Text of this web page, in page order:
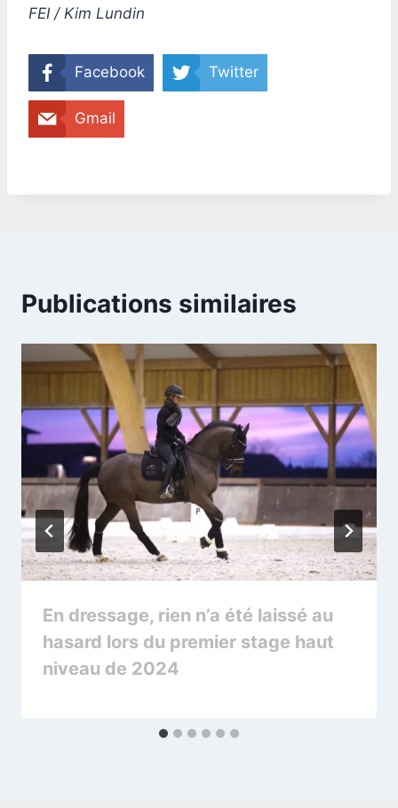
FEI / Kim Lundin
Facebook Twitter
Gmail
Publications similaires
En dressage, rien n’a été laissé au
hasard lors du premier stage haut
niveau de 2024